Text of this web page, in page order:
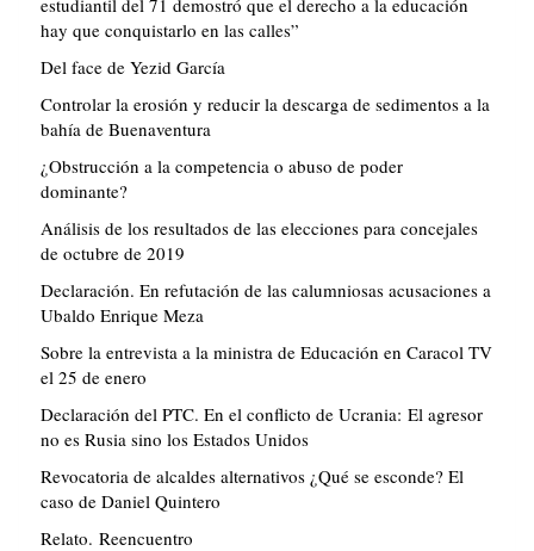
hay que conquistarlo en las calles”
Del face de Yezid García
Controlar la erosión y reducir la descarga de sedimentos a la
bahía de Buenaventura
¿Obstrucción a la competencia o abuso de poder
dominante?
Análisis de los resultados de las elecciones para concejales
de octubre de 2019
Declaración. En refutación de las calumniosas acusaciones a
Ubaldo Enrique Meza
Sobre la entrevista a la ministra de Educación en Caracol TV
el 25 de enero
Declaración del PTC. En el conflicto de Ucrania: El agresor
no es Rusia sino los Estados Unidos
Revocatoria de alcaldes alternativos ¿Qué se esconde? El
caso de Daniel Quintero
Relato. Reencuentro